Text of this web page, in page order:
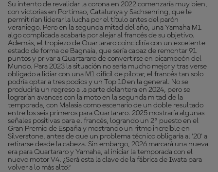
Su intento de revalidar la corona en 2022 comenzaría muy bien,
con victorias en Portimao, Catalunya y Sachsenring, que le
permitirían liderar la lucha por el título antes del parón
veraniego. Pero en la segunda mitad del año, una Yamaha M1
algo complicada acabaría por alejar al francés de su objetivo.
Además, el tropiezo de Quartararo coincidiría con un excelente
estado de forma de Bagnaia, que sería capaz de remontar 91
puntos y privar a Quartararo de convertirse en bicampeón del
Mundo. Para 2023 la situación no sería mucho mejor y tras verse
obligado a lidiar con una M1 difícil de pilotar, el francés tan solo
podría optar a tres podios y un Top 10 en la general. No se
produciría un regreso a la parte delantera en 2024, pero se
lograrían avances con la moto en la segunda mitad de la
temporada, con Malasia como escenario de un doble resultado
entre los seis primeros para Quartararo. 2025 mostraría algunas
señales positivas para el francés, logrando un 2º puesto en el
Gran Premio de España y mostrando un ritmo increíble en
Silverstone, antes de que un problema técnico obligaría al '20' a
retirarse desde la cabeza. Sin embargo, 2026 marcará una nueva
era para Quartararo y Yamaha, al iniciar la temporada con el
nuevo motor V4. ¿Será esta la clave de la fábrica de Iwata para
volver a lo más alto?